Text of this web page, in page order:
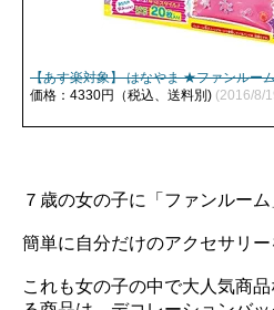
【あす楽対象】 はなやま ★ファンルー
価格：4330円（税込、送料別) (2016/8/
７歳の女の子に「ファンルーム
簡単に自分だけのアクセサリー
これも女の子の中で大人気商